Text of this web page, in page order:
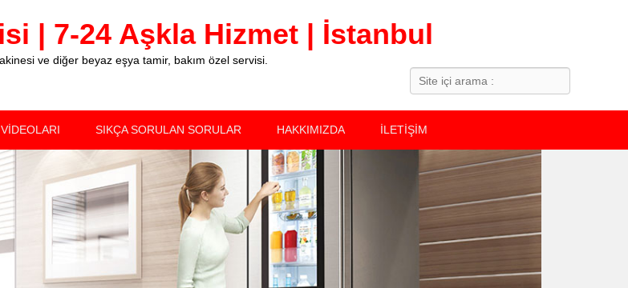
| 7-24 Aşkla Hizmet | İstanbul
ve diğer beyaz eşya tamir, bakım özel servisi.
Search
SIKÇA SORULAN SORULAR HAKKIMIZDA İLETİŞİM